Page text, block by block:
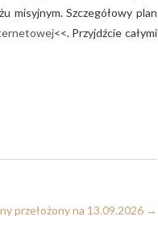
misyjnym. Szczegółowy plan
<<. Przyjdźcie całymi
przełożony na 13.09.2026 →